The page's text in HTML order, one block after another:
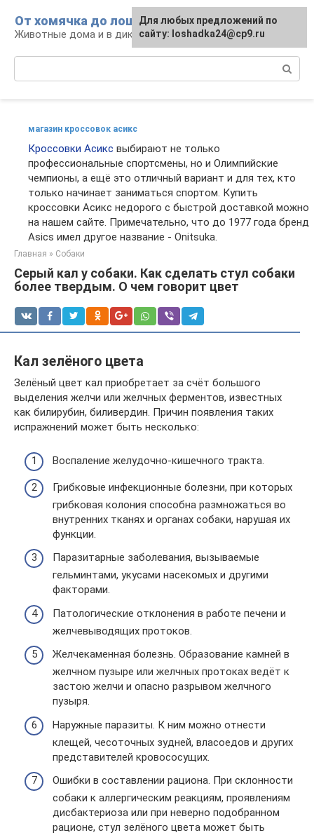
контенту
От хомячка до лошади
Животные дома и в дикой природе
магазин кроссовок асикс
Кроссовки Асикс выбирают не только
профессиональные спортсмены, но и Олимпийские
чемпионы, а ещё это отличный вариант и для тех, кто
только начинает заниматься спортом. Купить
кроссовки Асикс недорого с быстрой доставкой можно
на нашем сайте. Примечательно, что до 1977 года бренд
Asics имел другое название - Onitsuka.
Главная » Собаки
Серый кал у собаки. Как сделать стул собаки
более твердым. О чем говорит цвет
Кал зелёного цвета
Зелёный цвет кал приобретает за счёт большого
выделения желчи или желчных ферментов, известных
как билирубин, биливердин. Причин появления таких
испражнений может быть несколько:
Воспаление желудочно-кишечного тракта.
Грибковые инфекционные болезни, при которых
грибковая колония способна размножаться во
внутренних тканях и органах собаки, нарушая их
функции.
Паразитарные заболевания, вызываемые
гельминтами, укусами насекомых и другими
факторами.
Патологические отклонения в работе печени и
желчевыводящих протоков.
Желчекаменная болезнь. Образование камней в
желчном пузыре или желчных протоках ведёт к
застою желчи и опасно разрывом желчного
пузыря.
Наружные паразиты. К ним можно отнести
клещей, чесоточных зудней, власоедов и других
представителей кровососущих.
Ошибки в составлении рациона. При склонности
собаки к аллергическим реакциям, проявлениям
дисбактериоза или при неверно подобранном
рационе, стул зелёного цвета может быть
Для любых предложений по
сайту: loshadka24@cp9.ru